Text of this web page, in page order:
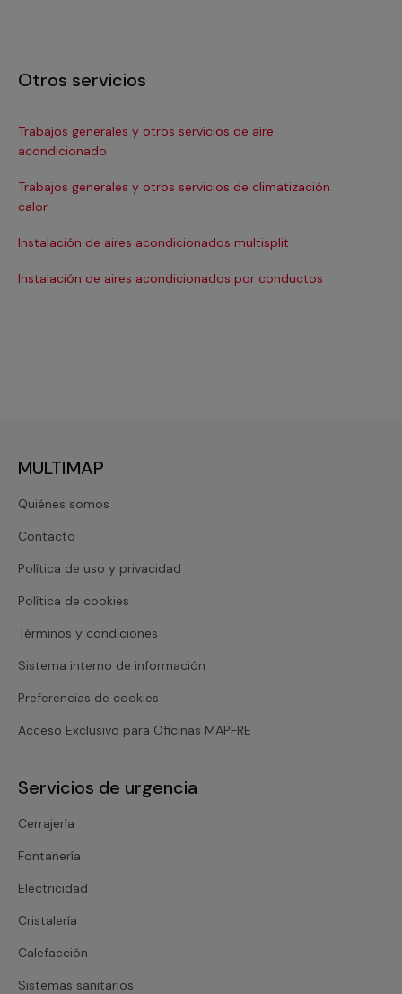
Otros servicios
Trabajos generales y otros servicios de aire
acondicionado
Trabajos generales y otros servicios de climatización
calor
Instalación de aires acondicionados multisplit
Instalación de aires acondicionados por conductos
MULTIMAP
Quiénes somos
Contacto
Política de uso y privacidad
Política de cookies
Términos y condiciones
Sistema interno de información
Preferencias de cookies
Acceso Exclusivo para Oficinas MAPFRE
Servicios de urgencia
Cerrajería
Fontanería
Electricidad
Cristalería
Calefacción
Sistemas sanitarios